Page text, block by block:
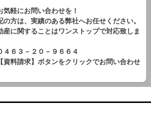
軽にお問い合わせを！
方は、実績のある弊社へお任せください。
産に関することはワンストップで対応致しま
６３－２０－９６６４
料請求】ボタンをクリックでお問い合わせ